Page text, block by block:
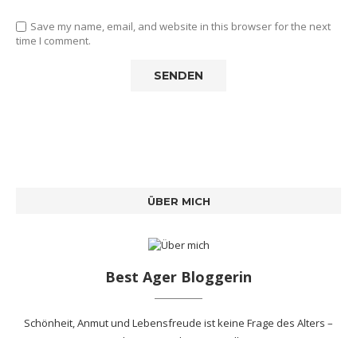
Save my name, email, and website in this browser for the next
time I comment.
ÜBER MICH
Best Ager Bloggerin
Schönheit, Anmut und Lebensfreude ist keine Frage des Alters –